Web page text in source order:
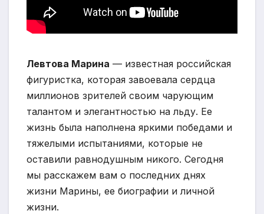
Левтова Марина — известная российская
фигуристка, которая завоевала сердца
миллионов зрителей своим чарующим
талантом и элегантностью на льду. Ее
жизнь была наполнена яркими победами и
тяжелыми испытаниями, которые не
оставили равнодушным никого. Сегодня
мы расскажем вам о последних днях
жизни Марины, ее биографии и личной
жизни.